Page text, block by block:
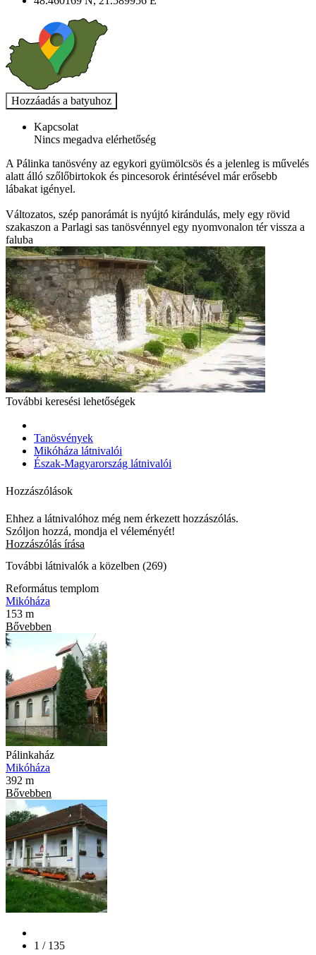
Kapcsolat
Nincs megadva elérhetőség
A Pálinka tanösvény az egykori gyümölcsös és a jelenleg is művelés
alatt álló szőlőbirtokok és pincesorok érintésével már erősebb
lábakat igényel.
Változatos, szép panorámát is nyújtó kirándulás, mely egy rövid
szakaszon a Parlagi sas tanösvénnyel egy nyomvonalon tér vissza a
faluba
További keresési lehetőségek
Tanösvények
Mikóháza látnivalói
Észak-Magyarország látnivalói
Hozzászólások
Ehhez a látnivalóhoz még nem érkezett hozzászólás.
Szóljon hozzá, mondja el véleményét!
Hozzászólás írása
További látnivalók a közelben (269)
Református templom
Mikóháza
153 m
Bővebben
Pálinkaház
Mikóháza
392 m
Bővebben
1 / 135